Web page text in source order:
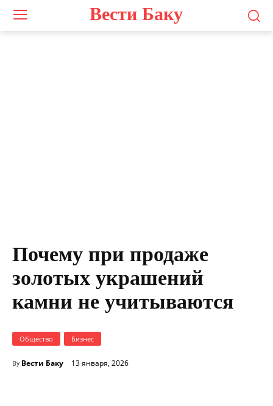
Вести Баку
Почему при продаже
золотых украшений
камни не учитываются
Общество Бизнес
By Вести Баку 13 января, 2026